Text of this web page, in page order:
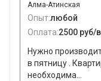
Алма-Атинская
Опыт:любой
Оплата:2500 руб/
Нужно
в пятницу .
необходима...